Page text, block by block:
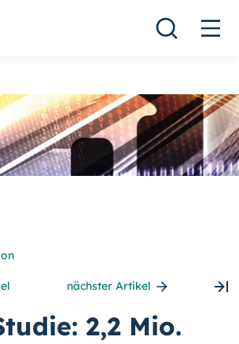
nächster Artikel
2,2 Mio.